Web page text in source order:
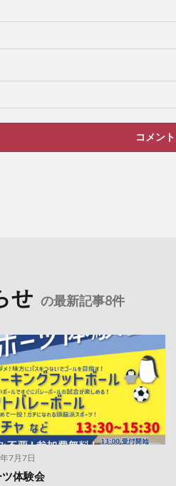
せ の最新記事8件
7月7日
ツ体験会